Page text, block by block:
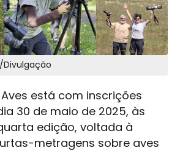
Divulgação
Aves está com inscrições
30 de maio de 2025, às
edição, voltada à
metragens sobre aves